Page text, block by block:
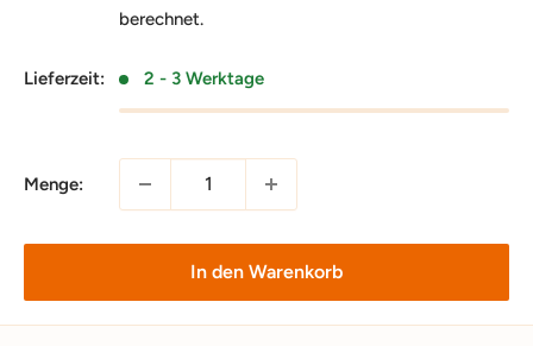
berechnet.
Lieferzeit: 2 - 3 Werktage
Menge:
In den Warenkorb